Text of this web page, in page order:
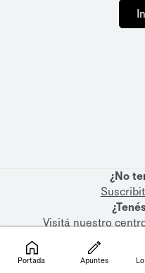
¿No
Visitá nuestro
Portada Apuntes